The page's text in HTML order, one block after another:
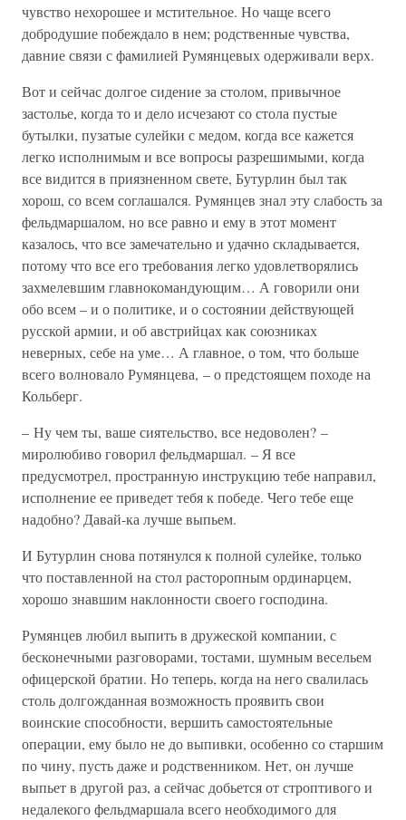
чувство нехорошее и мстительное. Но чаще всего
добродушие побеждало в нем; родственные чувства,
давние связи с фамилией Румянцевых одерживали верх.
Вот и сейчас долгое сидение за столом, привычное
застолье, когда то и дело исчезают со стола пустые
бутылки, пузатые сулейки с медом, когда все кажется
легко исполнимым и все вопросы разрешимыми, когда
все видится в приязненном свете, Бутурлин был так
хорош, со всем соглашался. Румянцев знал эту слабость за
фельдмаршалом, но все равно и ему в этот момент
казалось, что все замечательно и удачно складывается,
потому что все его требования легко удовлетворялись
захмелевшим главнокомандующим… А говорили они
обо всем – и о политике, и о состоянии действующей
русской армии, и об австрийцах как союзниках
неверных, себе на уме… А главное, о том, что больше
всего волновало Румянцева, – о предстоящем походе на
Кольберг.
– Ну чем ты, ваше сиятельство, все недоволен? –
миролюбиво говорил фельдмаршал. – Я все
предусмотрел, пространную инструкцию тебе направил,
исполнение ее приведет тебя к победе. Чего тебе еще
надобно? Давай-ка лучше выпьем.
И Бутурлин снова потянулся к полной сулейке, только
что поставленной на стол расторопным ординарцем,
хорошо знавшим наклонности своего господина.
Румянцев любил выпить в дружеской компании, с
бесконечными разговорами, тостами, шумным весельем
офицерской братии. Но теперь, когда на него свалилась
столь долгожданная возможность проявить свои
воинские способности, вершить самостоятельные
операции, ему было не до выпивки, особенно со старшим
по чину, пусть даже и родственником. Нет, он лучше
выпьет в другой раз, а сейчас добьется от строптивого и
недалекого фельдмаршала всего необходимого для